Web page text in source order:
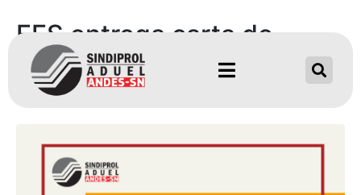
FES entrega carta de
reivindicações a Requião
Filho